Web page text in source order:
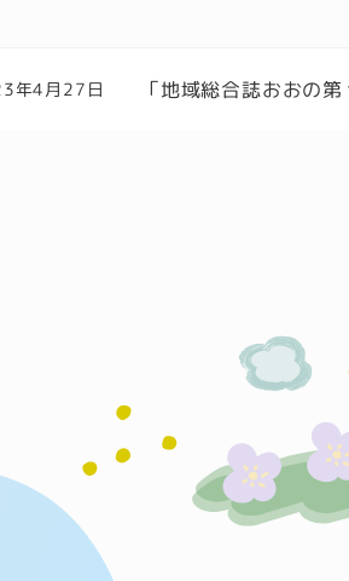
「地域総合誌おおの
年4月27日